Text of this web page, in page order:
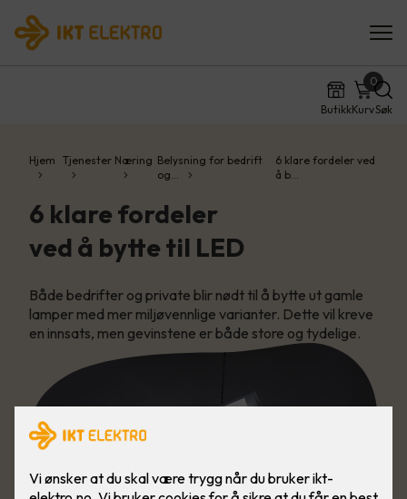
ButikkKurv
0
Søk
Hjem Tjenester Næring Belysning for bedrift
og…
6 klare fordeler ved
å b…
6 klare fordeler
ved å bytte til LED
Både bedrifter og private blir nødt til å bytte ut gamle
lamper med mer miljøvennlige varianter. Dette vil kreve
en innsats, men gevinstene er både store og tydelige.